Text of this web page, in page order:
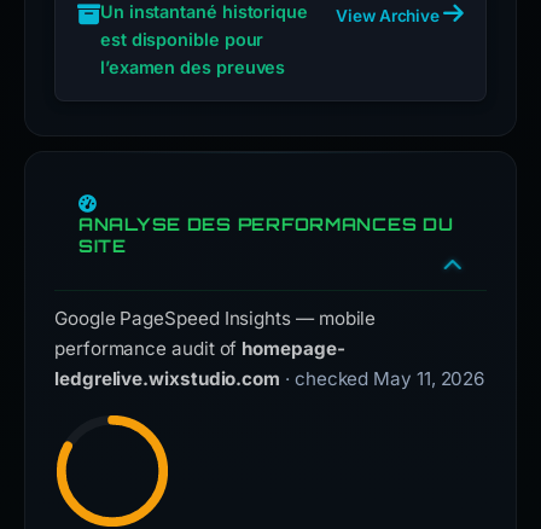
Un instantané historique
est disponible pour
l’examen des preuves
View Archive
ANALYSE DES PERFORMANCES DU
SITE
Google PageSpeed Insights — mobile
performance audit of homepage-
ledgrelive.wixstudio.com · checked May 11, 2026